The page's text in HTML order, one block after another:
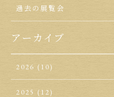
過去の展覧会
アーカイブ
2026 (10)
2025 (12)